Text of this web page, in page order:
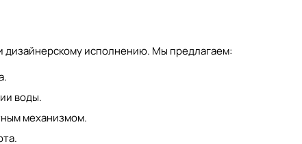
исполнению. Мы предлагаем:
воды.
механизмом.